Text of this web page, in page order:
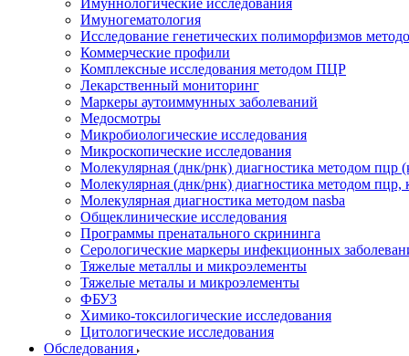
Имуннологические исследования
Имуногематология
Исследование генетических полиморфизмов
Коммерческие профили
Комплексные исследования методом ПЦР
Лекарственный мониторинг
Маркеры аутоиммунных заболеваний
Медосмотры
Микробиологические исследования
Микроскопические исследования
Молекулярная (днк/рнк) диагностика методом пцр
Молекулярная (днк/рнк) диагностика методом пцр,
Молекулярная диагностика методом nasba
Общеклинические исследования
Программы пренатального скрининга
Серологические маркеры инфекционных
Тяжелые металлы и микроэлементы
Тяжелые металы и микроэлементы
ФБУЗ
Химико-токсилогические исследования
Цитологические исследования
Обследования